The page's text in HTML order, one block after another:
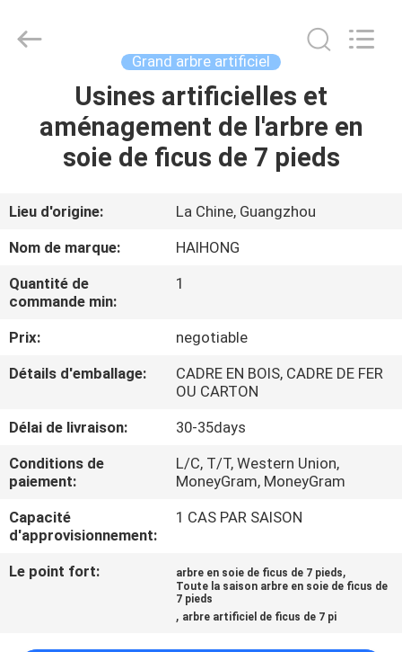
MAISON
PRODUITS
VIDÉOS
PROPOS
DE
NOUS
VISITE
L'USINE
CONTRÔLE
QUALITÉ
Crafts
Grand arbre artificiel
Usines artificielles et
aménagement de l'arbre en
soie de ficus de 7 pieds
Lieu d'origine:
La Chine, Guangzhou
Nom de marque:
HAIHONG
Quantité de
commande min:
1
Prix:
negotiable
Détails d'emballage:
CADRE EN BOIS, CADRE DE FER
OU CARTON
Délai de livraison:
30-35days
Conditions de
paiement:
L/C, T/T, Western Union,
MoneyGram, MoneyGram
Capacité
d'approvisionnement:
1 CAS PAR SAISON
Le point fort: arbre en soie de ficus de 7 pieds,
Toute la saison arbre en soie de ficus de
7 pieds
, arbre artificiel de ficus de 7 pi